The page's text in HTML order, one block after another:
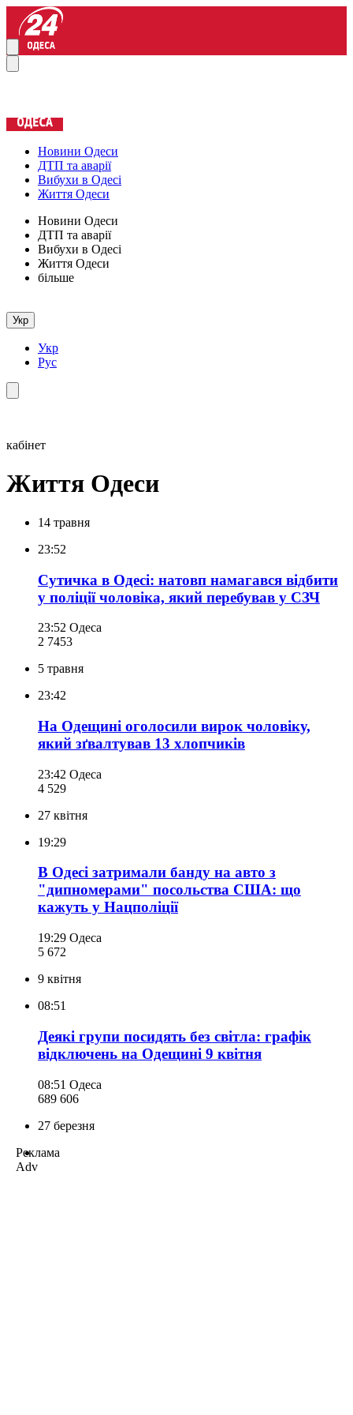
Новини Одеси
ДТП та аварії
Вибухи в Одесі
Життя Одеси
Новини Одеси
ДТП та аварії
Вибухи в Одесі
Життя Одеси
більше
Укр
Укр
Рус
кабінет
Життя Одеси
14 травня
23:52
Сутичка в Одесі: натовп намагався відбити
у поліції чоловіка, який перебував у СЗЧ
23:52 Одеса
2 7453
5 травня
23:42
На Одещині оголосили вирок чоловіку,
який зґвалтував 13 хлопчиків
23:42 Одеса
4 529
27 квітня
19:29
В Одесі затримали банду на авто з
"дипномерами" посольства США: що
кажуть у Нацполіції
19:29 Одеса
5 672
9 квітня
08:51
Деякі групи посидять без світла: графік
відключень на Одещині 9 квітня
08:51 Одеса
689 606
27 березня
Реклама
Adv